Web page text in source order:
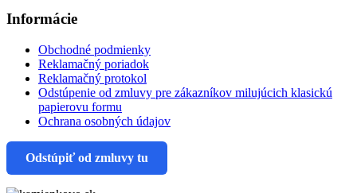
Informácie
Obchodné podmienky
Reklamačný poriadok
Reklamačný protokol
Odstúpenie od zmluvy pre zákazníkov milujúcich klasickú
papierovu formu
Ochrana osobných údajov
Odstúpiť od zmluvy tu